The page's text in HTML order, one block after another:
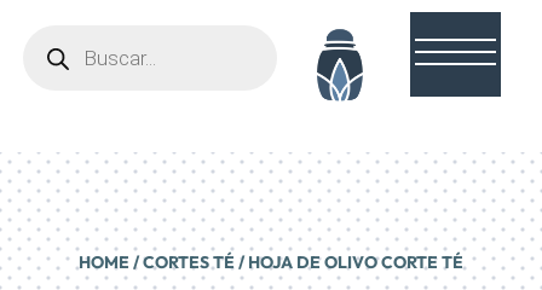
productos
HOME /CORTES TÉ/ HOJA DE OLIVO CORTE TÉ